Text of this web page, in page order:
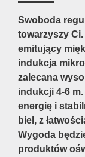
Swoboda
towarzyszy
emitujący
indukcja
zalecana
indukcji 4-6
energię i
biel, z
Wygoda
produktów